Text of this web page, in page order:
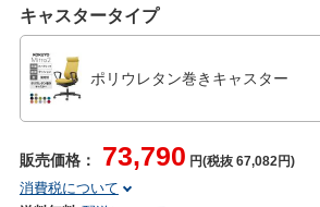
キャスタータイプ
ポリウレタン巻きキャスター
販売価格： 73,790 円(税抜 67,082円)
消費税について